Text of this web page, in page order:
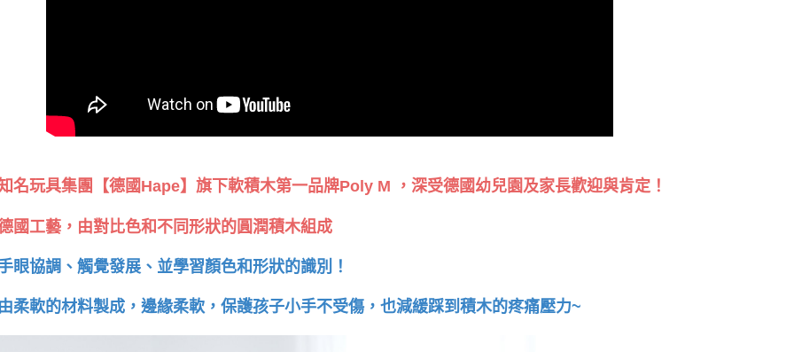
名玩具集團【德國Hape】旗下軟積木第一品牌Poly M ，深受德國幼兒園及家長歡迎與肯定！
國工藝，由對比色和不同形狀的圓潤積木組成
眼協調、觸覺發展、並學習顏色和形狀的識別！
柔軟的材料製成，邊緣柔軟，保護孩子小手不受傷，也減緩踩到積木的疼痛壓力~